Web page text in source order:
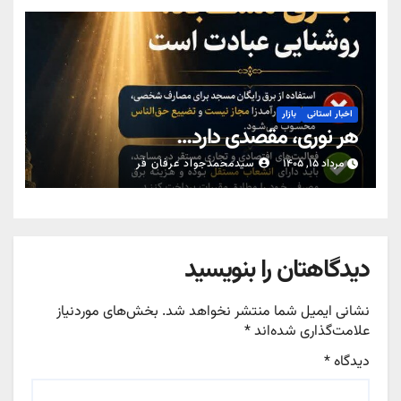
اخبار استانی بازار
هر نوری، مقصدی دارد…
مرداد ۱۵, ۱۴۰۵ سیدمحمدجواد عرفان فر
دیدگاهتان را بنویسید
نشانی ایمیل شما منتشر نخواهد شد. بخش‌های موردنیاز
علامت‌گذاری شده‌اند*
دیدگاه*